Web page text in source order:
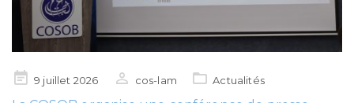
Posted9 juillet 2026 cos-lam Actualités